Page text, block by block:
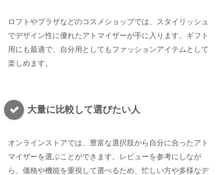
ロフトやプラザなどのコスメショップでは、スタイリッシュ
でデザイン性に優れたアトマイザーが手に入ります。ギフト
用にも最適で、自分用としてもファッションアイテムとして
楽しめます。
大量に比較して選びたい人
オンラインストアでは、豊富な選択肢から自分に合ったアト
マイザーを選ぶことができます。レビューを参考にしなが
ら、価格や機能を重視して選べるため、忙しい方や多様なデ